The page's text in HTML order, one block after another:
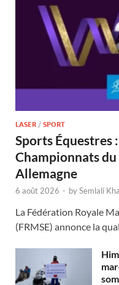
LASER / SPORT
Sports Équestres
Championnats
Allemagne
6 août 2026 - bySemlali
La Fédération Royale
(FRMSE) annonce la